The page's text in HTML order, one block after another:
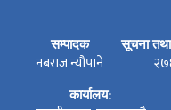
सम्पादक
नबराज न्यौपाने
सूचना तथा
कार्यालय: